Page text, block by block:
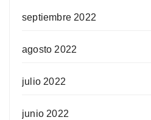
septiembre 2022
agosto 2022
julio 2022
junio 2022